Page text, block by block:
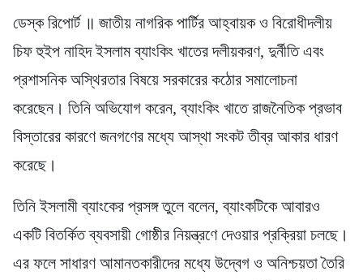
ডেস্ক রিপোর্ট ॥ জাতীয় নাগরিক পার্টির আহ্বায়ক ও বিরোধীদলীয়
চিফ হুইপ নাহিদ ইসলাম ব্যাংকিং খাতের দলীয়করণ, দুর্নীতি এবং
প্রশাসনিক অস্থিরতার বিষয়ে সরকারের কঠোর সমালোচনা
করেছেন। তিনি অভিযোগ করেন, ব্যাংকিং খাতে রাজনৈতিক প্রভাব
বিস্তারের কারণে জনগণের মধ্যে আস্থা সংকট তীব্র আকার ধারণ
করেছে।
তিনি ইসলামী ব্যাংকের প্রসঙ্গ তুলে বলেন, ব্যাংকটিকে আবারও
একটি বিতর্কিত ব্যবসায়ী গোষ্ঠীর নিয়ন্ত্রণে দেওয়ার প্রক্রিয়া চলছে।
এর ফলে সাধারণ আমানতকারীদের মধ্যে উদ্বেগ ও অনিশ্চয়তা তৈরি